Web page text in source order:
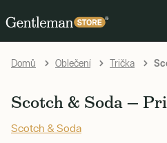
Domů Oblečení Trička
Scotch & Soda —
Scotch & Soda